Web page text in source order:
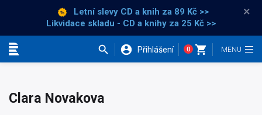
Letní slevy CD a knih za 89 Kč >>
Likvidace skladu - CD a knihy za 25 Kč >>
×
Přihlášení 0
Clara Novakova